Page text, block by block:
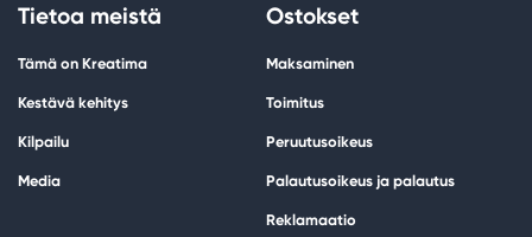
Tietoa meistä
Tämä on Kreatima
Kestävä kehitys
Kilpailu
Media
Ostokset
Maksaminen
Toimitus
Peruutusoikeus
Palautusoikeus ja palautus
Reklamaatio